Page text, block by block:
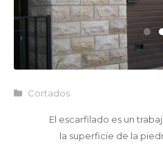
Cortados
El escarfilado es un
la superficie de la